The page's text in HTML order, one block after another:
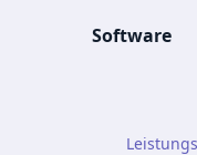
Software